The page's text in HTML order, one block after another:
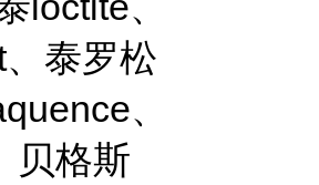
泰罗松
、
贝格斯